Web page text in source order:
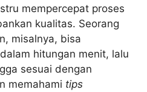
mempercepat proses
kualitas. Seorang
misalnya, bisa
hitungan menit, lalu
sesuai dengan
memahami tips